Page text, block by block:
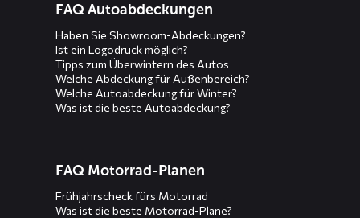
menusFAQ Autoabdeckungen
Haben Sie Showroom-Abdeckungen?
Ist ein Logodruck möglich?
Tipps zum Überwintern des Autos
Welche Abdeckung für Außenbereich?
Welche Autoabdeckung für Winter?
Was ist die beste Autoabdeckung?
FAQ Motorrad-Planen
Frühjahrscheck fürs Motorrad
Was ist die beste Motorrad-Plane?